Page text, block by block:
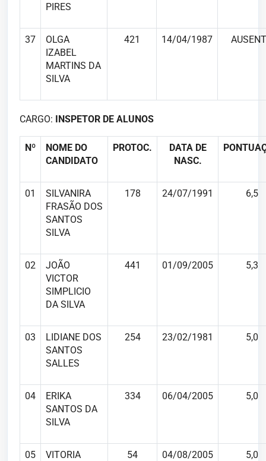
PIRES
37
OLGA
IZABEL
MARTINS DA
SILVA
421 14/04/1987
CARGO: INSPETOR DE ALUNOS
Nº
NOME DO
CANDIDATO
PROTOC.
DATA DE
NASC.
01
SILVANIRA
FRASÃO DOS
SANTOS
SILVA
178 24/07/1991 6,5
02
JOÃO
VICTOR
SIMPLICIO
DA SILVA
441 01/09/2005 5,3
03
LIDIANE DOS
SANTOS
SALLES
254 23/02/1981 5,0
04
ERIKA
SANTOS DA
SILVA
334 06/04/2005 5,0
05
VITORIA
54 04/08/2005 5,0